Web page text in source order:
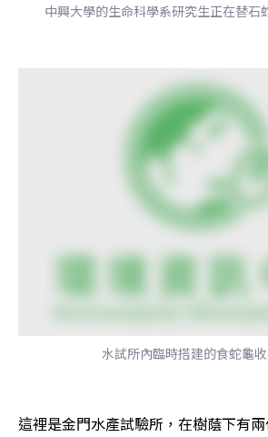
中興大學的生命科學系研究生正在替石
水試所內臨時搭建的食蛇龜
這裡是金門水產試驗所，在樹蔭下有